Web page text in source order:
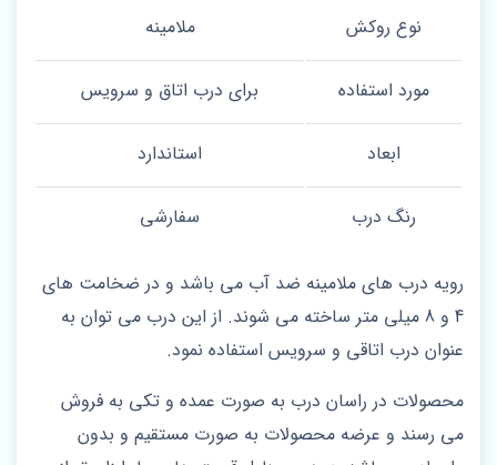
نوع روکش ملامینه
مورد استفاده برای درب اتاق و سرویس
ابعاد استاندارد
رنگ درب سفارشی
رویه درب های ملامینه ضد آب می باشد و در ضخامت های
4 و 8 میلی متر ساخته می شوند. از این درب می توان به
عنوان درب اتاقی و سرویس استفاده نمود.
محصولات در راسان درب به صورت عمده و تکی به فروش
می رسند و عرضه محصولات به صورت مستقیم و بدون